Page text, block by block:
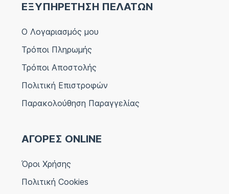
ΕΞΥΠΗΡΕΤΗΣΗ ΠΕΛΑΤΩΝ
Ο Λογαριασμός μου
Τρόποι Πληρωμής
Τρόποι Αποστολής
Πολιτική Επιστροφών
Παρακολούθηση Παραγγελίας
ΑΓΟΡΕΣ ONLINE
Όροι Χρήσης
Πολιτική Cookies